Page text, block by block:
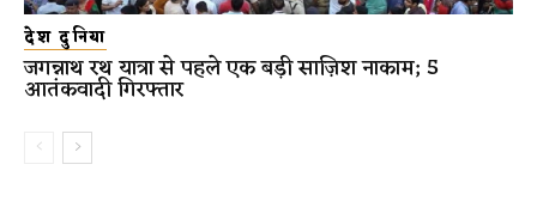
देश दुनिया
जगन्नाथ रथ यात्रा से पहले एक बड़ी साज़िश नाकाम; 5
आतंकवादी गिरफ्तार